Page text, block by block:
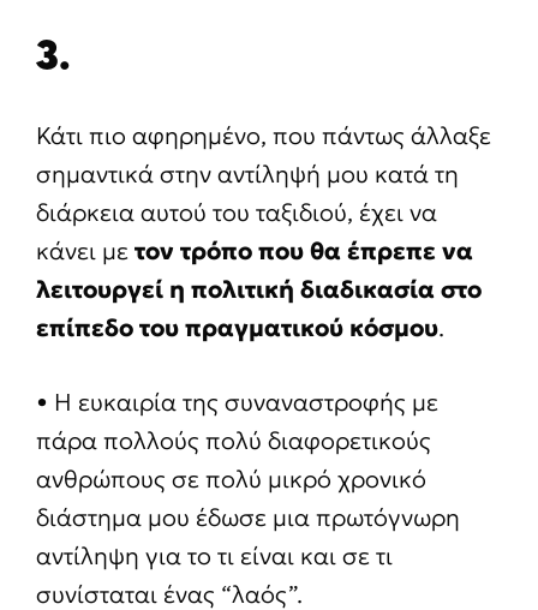
3.
Κάτι πιο αφηρημένο, που πάντως άλλαξε
σημαντικά στην αντίληψή μου κατά τη
διάρκεια αυτού του ταξιδιού, έχει να
κάνει μετον τρόπο που θα έπρεπε να
λειτουργεί η πολιτική διαδικασία στο
επίπεδο του πραγματικού κόσμου.
• Η ευκαιρία της συναναστροφής με
πάρα πολλούς πολύ διαφορετικούς
ανθρώπους σε πολύ μικρό χρονικό
διάστημα μου έδωσε μια πρωτόγνωρη
αντίληψη για το τι είναι και σε τι
συνίσταται ένας “λαός”.